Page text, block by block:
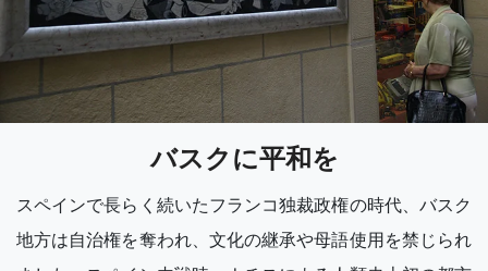
バスクに平和を
スペインで長らく続いたフランコ独裁政権の時代、バスク
地方は自治権を奪われ、文化の継承や母語使用を禁じられ